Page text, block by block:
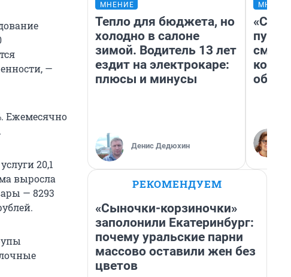
—
Ежемесячно
20,1
выросла
— 8293
МНЕНИЕ
Тепло для бюджета, но
холодно в салоне
зимой. Водитель 13 лет
ездит на электрокаре:
плюсы и минусы
Денис Дедюхин
РЕКОМЕНДУЕМ
«Сыночки-корзиночки»
заполонили Екатеринбург:
почему уральские парни
массово оставили жен без
цветов